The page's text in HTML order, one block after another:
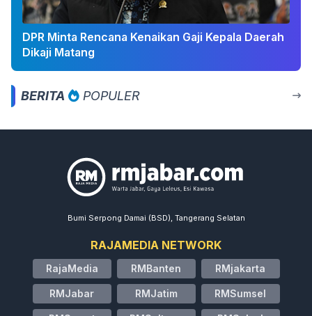
DPR Minta Rencana Kenaikan Gaji Kepala Daerah
Dikaji Matang
BERITA POPULER
Bumi Serpong Damai (BSD), Tangerang Selatan
RAJAMEDIA NETWORK
RajaMedia RMBanten RMjakarta
RMJabar RMJatim RMSumsel